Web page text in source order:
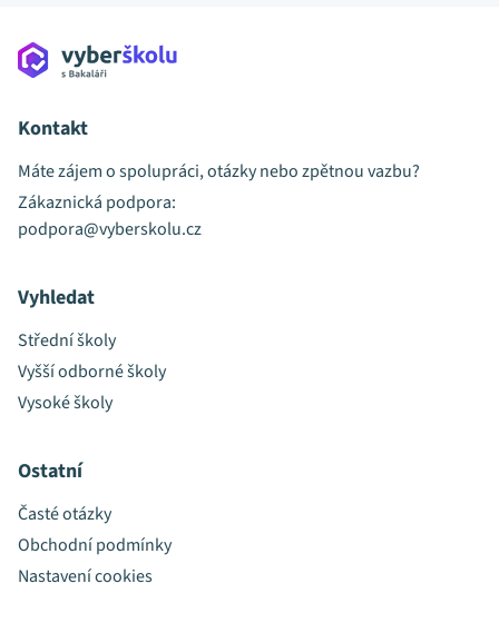
Kontakt
Máte zájem o spolupráci, otázky nebo zpětnou vazbu?
Zákaznická podpora:
podpora@vyberskolu.cz
Vyhledat
Střední školy
Vyšší odborné školy
Vysoké školy
Ostatní
Časté otázky
Obchodní podmínky
Nastavení cookies